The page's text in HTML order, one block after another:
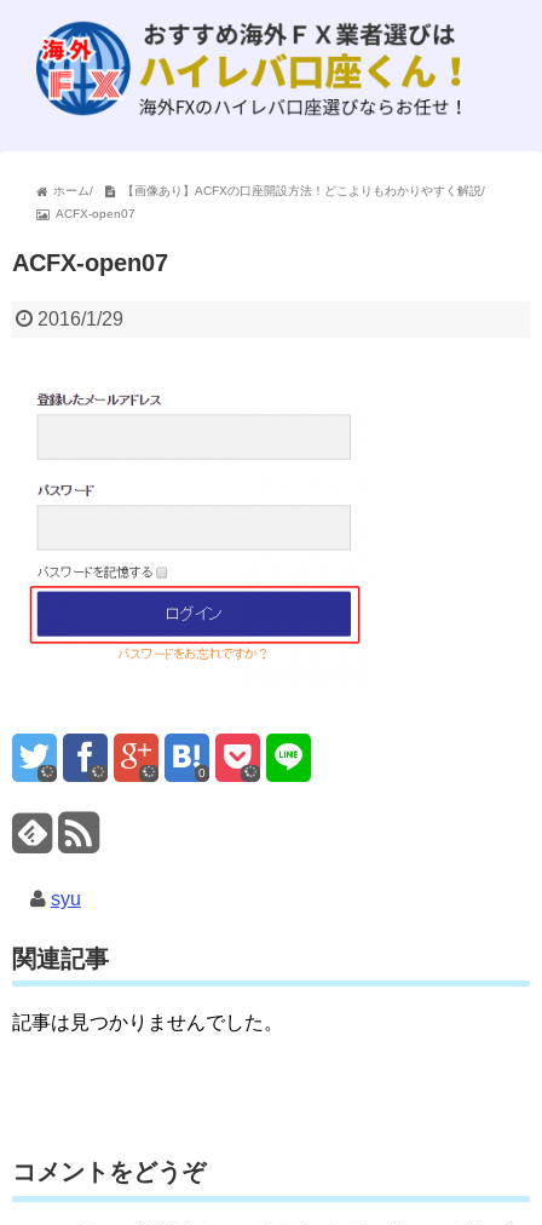
ホーム/ 【画像あり】ACFXの口座開設方法！どこよりもわかりやすく解説/
ACFX-open07
ACFX-open07
2016/1/29
0
syu
関連記事
記事は見つかりませんでした。
コメントをどうぞ